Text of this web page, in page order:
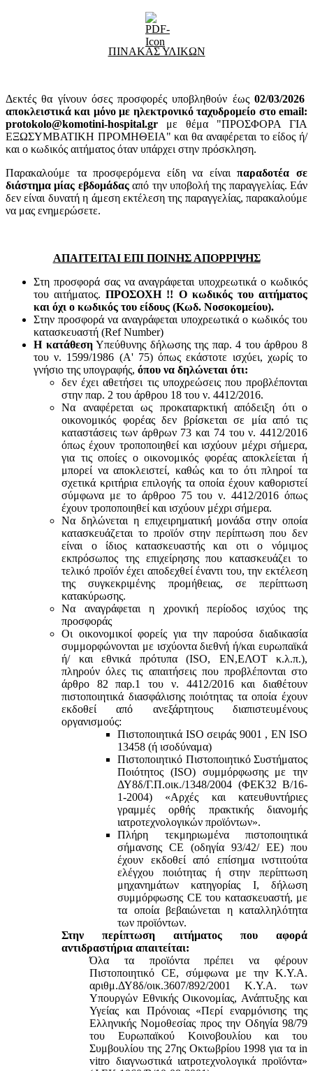
ΠΙΝΑΚΑΣ ΥΛΙΚΩΝ
Δεκτές θα γίνουν όσες προσφορές υποβληθούν έως 02/03/2026
αποκλειστικά και μόνο με ηλεκτρονικό ταχυδρομείο στο email:
protokolo@komotini-hospital.gr με θέμα "ΠΡΟΣΦΟΡΑ ΓΙΑ
ΕΞΩΣΥΜΒΑΤΙΚΗ ΠΡΟΜΗΘΕΙΑ" και θα αναφέρεται το είδος ή/
και ο κωδικός αιτήματος όταν υπάρχει στην πρόσκληση.
Παρακαλούμε τα προσφερόμενα είδη να είναιπαραδοτέα σε
διάστημα μίας εβδομάδαςαπό την υποβολή της παραγγελίας. Εάν
δεν είναι δυνατή η άμεση εκτέλεση της παραγγελίας, παρακαλούμε
να μας ενημερώσετε.
ΑΠΑΙΤΕΙΤΑΙ ΕΠΙ ΠΟΙΝΗΣ ΑΠΟΡΡΙΨΗΣ
Στη προσφορά σας να αναγράφεται υποχρεωτικά ο κωδικός
του αιτήματος.ΠΡΟΣΟΧΗ !! Ο κωδικός του αιτήματος
και όχι ο κωδικός του είδους (Κωδ. Νοσοκομείου).
Στην προσφορά να αναγράφεται υποχρεωτικά ο κωδικός του
κατασκευαστή (Ref Number)
Η κατάθεσηΥπεύθυνης δήλωσης της παρ. 4 του άρθρου 8
του ν. 1599/1986 (Α' 75) όπως εκάστοτε ισχύει, χωρίς το
γνήσιο της υπογραφής, όπου να δηλώνεται ότι:
δεν έχει αθετήσει τις υποχρεώσεις που προβλέπονται
στην παρ. 2 του άρθρου 18 του ν. 4412/2016.
Να αναφέρεται ως προκαταρκτική απόδειξη ότι ο
οικονομικός φορέας δεν βρίσκεται σε μία από τις
καταστάσεις των άρθρων 73 και 74 του ν. 4412/2016
όπως έχουν τροποποιηθεί και ισχύουν μέχρι σήμερα,
για τις οποίες ο οικονομικός φορέας αποκλείεται ή
μπορεί να αποκλειστεί, καθώς και το ότι πληροί τα
σχετικά κριτήρια επιλογής τα οποία έχουν καθοριστεί
σύμφωνα με τo άρθροo 75 του ν. 4412/2016 όπως
έχουν τροποποιηθεί και ισχύουν μέχρι σήμερα.
Να δηλώνεται η επιχειρηματική μονάδα στην οποία
κατασκευάζεται το προϊόν στην περίπτωση που δεν
είναι ο ίδιος κατασκευαστής και oτι ο νόμιμος
εκπρόσωπος της επιχείρησης που κατασκευάζει το
τελικό προϊόν έχει αποδεχθεί έναντι του, την εκτέλεση
της συγκεκριμένης προμήθειας, σε περίπτωση
κατακύρωσης.
Να αναγράφεται η χρονική περίοδος ισχύος της
προσφοράς
Οι οικονομικοί φορείς για την παρούσα διαδικασία
συμμορφώνονται με ισχύοντα διεθνή ή/και ευρωπαϊκά
ή/ και εθνικά πρότυπα (ISO, ΕΝ,ΕΛΟΤ κ.λ.π.),
πληρούν όλες τις απαιτήσεις που προβλέπονται στο
άρθρο 82 παρ.1 του ν. 4412/2016 και διαθέτουν
πιστοποιητικά διασφάλισης ποιότητας τα οποία έχουν
εκδοθεί από ανεξάρτητους διαπιστευμένους
οργανισμούς:
Πιστοποιητικά ISO σειράς 9001 , ΕΝ ISO
13458 (ή ισοδύναμα)
Πιστοποιητικό Πιστοποιητικό Συστήματος
Ποιότητος (ISO) συμμόρφωσης με την
ΔΥ8δ/Γ.Π.οικ./1348/2004 (ΦΕΚ32 Β/16-
1-2004) «Αρχές και κατευθυντήριες
γραμμές ορθής πρακτικής διανομής
ιατροτεχνολογικών προϊόντων».
Πλήρη τεκμηριωμένα πιστοποιητικά
σήμανσης CE (οδηγία 93/42/ ΕΕ) που
έχουν εκδοθεί από επίσημα ινστιτούτα
ελέγχου ποιότητας ή στην περίπτωση
μηχανημάτων κατηγορίας Ι, δήλωση
συμμόρφωσης CE του κατασκευαστή, με
τα οποία βεβαιώνεται η καταλληλότητα
των προϊόντων.
Στην περίπτωση αιτήματος που αφορά
αντιδραστήρια απαιτείται:
Όλα τα προϊόντα πρέπει να φέρουν
Πιστοποιητικό CE, σύμφωνα με την Κ.Υ.Α.
αριθμ.ΔΥ8δ/οικ.3607/892/2001 Κ.Υ.Α. των
Υπουργών Εθνικής Οικονομίας, Ανάπτυξης και
Υγείας και Πρόνοιας «Περί εναρμόνισης της
Ελληνικής Νομοθεσίας προς την Οδηγία 98/79
του Ευρωπαϊκού Κοινοβουλίου και του
Συμβουλίου της 27ης Οκτωβρίου 1998 για τα in
vitro διαγνωστικά ιατροτεχνολογικά προϊόντα»